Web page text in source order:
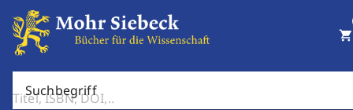
Suchbegriff
shopping_cart